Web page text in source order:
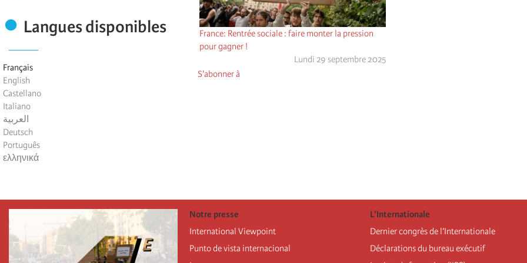
Langues disponibles
Français
English
Castellano
Italiano
العربية
Deutsch
Português
ελληνικά
France: Rentrée sociale : faire monter la pression
pour gagner !
Lundi 29 septembre 2025
S'abonner à
Notre presse
International Viewpoint
Punto de vista internacional
L’Internationale
Dernier congrès de l’Internationale
Déclarations du bureau exécutif